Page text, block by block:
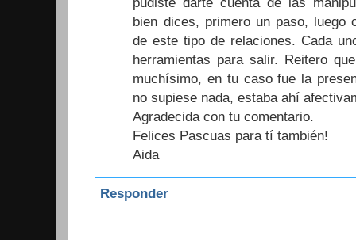
bien dices, primero un paso, luego
de este tipo de relaciones. Cada
herramientas para salir. Reitero
muchísimo, en tu caso fue la
no supiese nada, estaba ahí
Agradecida con tu comentario.
Felices Pascuas para tí también!
Aida
Responder